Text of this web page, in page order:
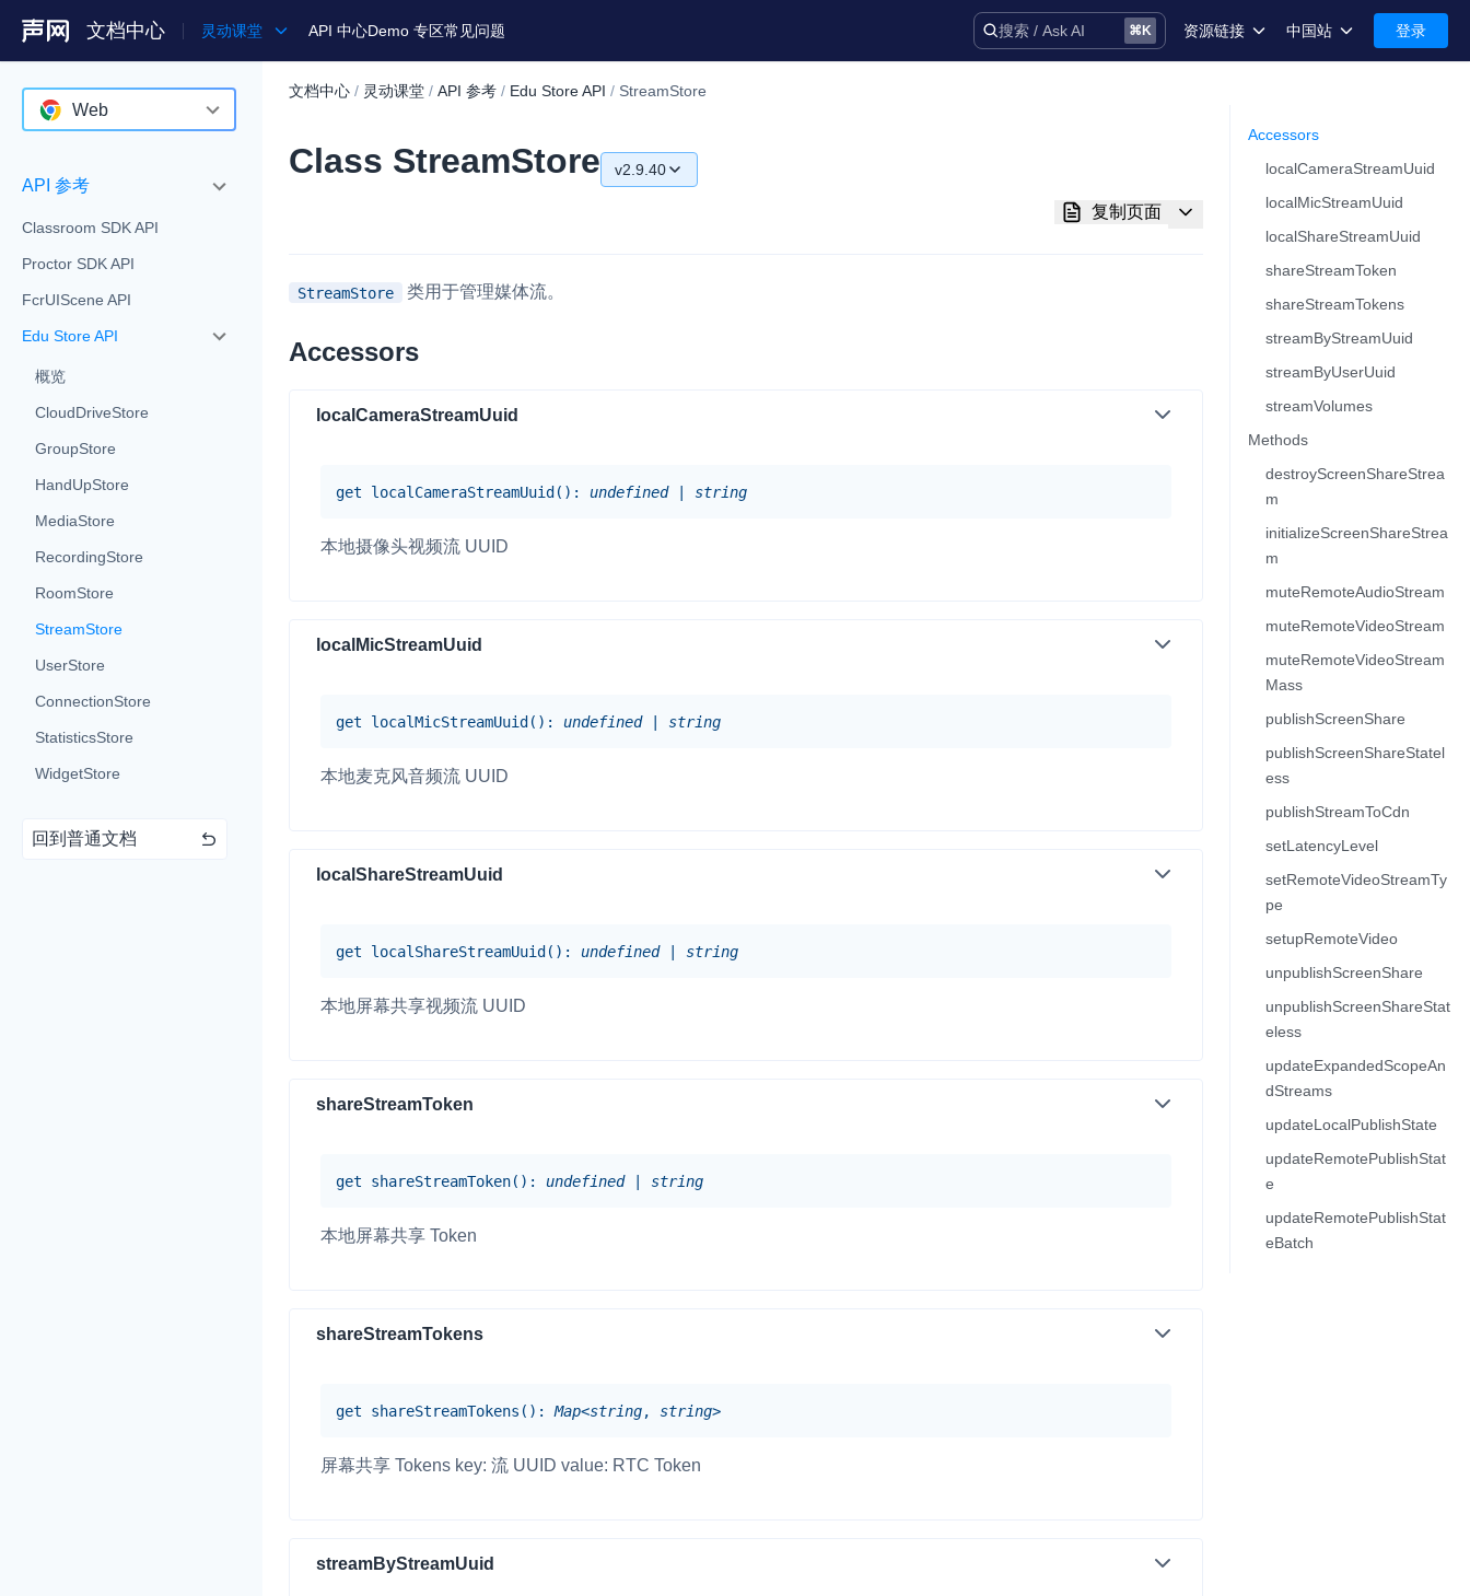
文档中心 灵动课堂
产品
通用文档
Legacy 文档
实时互动基础能力
互动效果
一整套低延时、高并发、可扩展、高可靠
体播放体验最佳的 CDN 直播方案
媒体流加速
API 中心Demo 专区常见问题 搜索 / Ask AI ⌘ K 资源链接
技术支持
中国站
International-English
登录
Web
iOS
API 参考
Classroom SDK API
Proctor SDK API
FcrUIScene API
Edu Store API
概览
CloudDriveStore
GroupStore
HandUpStore
MediaStore
RecordingStore
RoomStore
StreamStore
UserStore
ConnectionStore
StatisticsStore
WidgetStore
回到普通文档
文档中心 / 灵动课堂 / API 参考 / Edu Store API / StreamStore
Class StreamStore v2.9.40
复制页面
StreamStore 类用于管理媒体流。
Accessors
localCameraStreamUuid
get localCameraStreamUuid ( ) : undefined| string
本地摄像头视频流 UUID
localMicStreamUuid
get localMicStreamUuid ( ) : undefined| string
本地麦克风音频流 UUID
localShareStreamUuid
get localShareStreamUuid ( ) : undefined| string
本地屏幕共享视频流 UUID
shareStreamToken
get shareStreamToken( ) : undefined| string
本地屏幕共享 Token
shareStreamTokens
get shareStreamTokens ( ) :Map<string, string>
屏幕共享 Tokens key: 流 UUID value: RTC Token
streamByStreamUuid
Accessors​
localCameraStreamUuid
localMicStreamUuid
localShareStreamUuid
shareStreamToken
shareStreamTokens
streamByStreamUuid
streamByUserUuid
streamVolumes
Methods​
destroyScreenShareStrea
m
initializeScreenShareStrea
m
muteRemoteAudioStream
muteRemoteVideoStream
muteRemoteVideoStream
Mass
publishScreenShare
publishScreenShareStatel
ess
publishStreamToCdn
setLatencyLevel
setRemoteVideoStreamTy
pe
setupRemoteVideo
unpublishScreenShare
unpublishScreenShareStat
eless
updateExpandedScopeAn
dStreams
updateLocalPublishState
updateRemotePublishStat
e
updateRemotePublishStat
eBatch